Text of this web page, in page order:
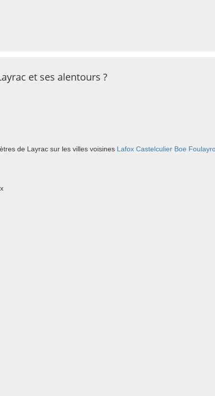
et ses alentours ?
de Layrac sur les villes voisines Lafox Castelculier Boe